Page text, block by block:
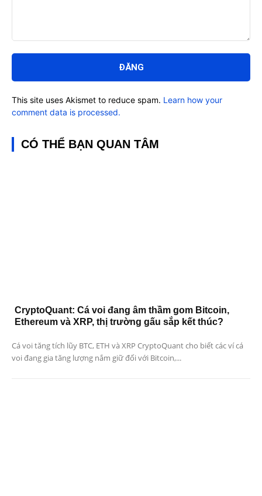
luận:
This site uses Akismet to reduce spam. Learn how your
comment data is processed.
CÓ THỂ BẠN QUAN TÂM
CryptoQuant: Cá voi đang âm thầm gom Bitcoin,
Ethereum và XRP, thị trường gấu sắp kết thúc?
Cá voi tăng tích lũy BTC, ETH và XRP CryptoQuant cho biết các ví cá
voi đang gia tăng lượng nắm giữ đối với Bitcoin,...